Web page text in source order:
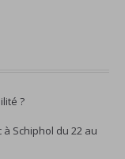
?
Schiphol du 22 au